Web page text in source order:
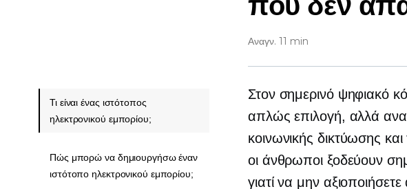
Αναγν. 11 min
Στον σημερινό ψηφιακό
απλώς επιλογή, αλλά
κοινωνικής δικτύωσης
οι άνθρωποι ξοδεύουν
γιατί να μην
Τι είναι ένας ιστότοπος
ηλεκτρονικού εμπορίου;
Πώς μπορώ να δημιουργήσω έναν
ιστότοπο ηλεκτρονικού εμπορίου;